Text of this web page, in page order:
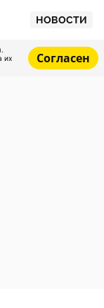
НОВОСТИ
их
Согласен